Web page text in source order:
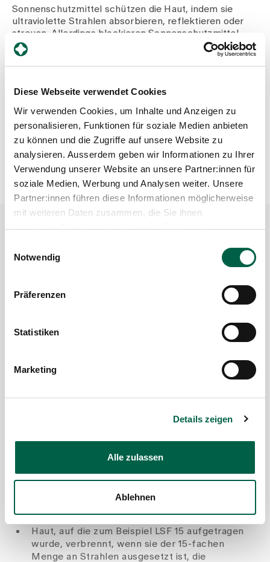
Diese Webseite verwendet Cookies
Wir verwenden Cookies, um Inhalte und Anzeigen zu
personalisieren, Funktionen für soziale Medien anbieten
zu können und die Zugriffe auf unsere Website zu
analysieren. Ausserdem geben wir Informationen zu Ihrer
Verwendung unserer Website an unsere Partner:innen für
soziale Medien, Werbung und Analysen weiter. Unsere
Partner:innen führen diese Informationen möglicherweise
mit weiteren Daten zusammen, die Sie ihnen
bereitgestellt haben oder die sie im Rahmen Ihrer
Notwendig
Präferenzen
Statistiken
Marketing
Details zeigen
Alle zulassen
Ablehnen
Sonnenschutzmittel schützen die Haut, indem sie
ultraviolette Strahlen absorbieren, reflektieren oder
streuen. Allerdings blockieren Sonnenschutzmittel
nicht alle ultravioletten Strahlen.
denn in dieser Zeit ist die Sonneneinstrahlung am
Schützen Sie sich vor schädlichen Sonnenstrahlen
mit einem Breitband-Sonnenschutzmittel.
Vergessen Sie nicht Ohren, Hände, kahle Stellen,
Rücken, Nacken oder Hautpartien unter Trägern.
Schatten, Kleidung, Hüte und Sonnenbrillen bieten
zusätzlichen Schutz.
Über Sonnenschutzfaktor (LSF)
Der Schutz, den ein Sonnenschutzmittel bietet,
ist von Person zu Person unterschiedlich. Er
Haut, auf die zum Beispiel LSF 15 aufgetragen
wurde, verbrennt, wenn sie der 15-fachen
Menge an Strahlen ausgesetzt ist, die